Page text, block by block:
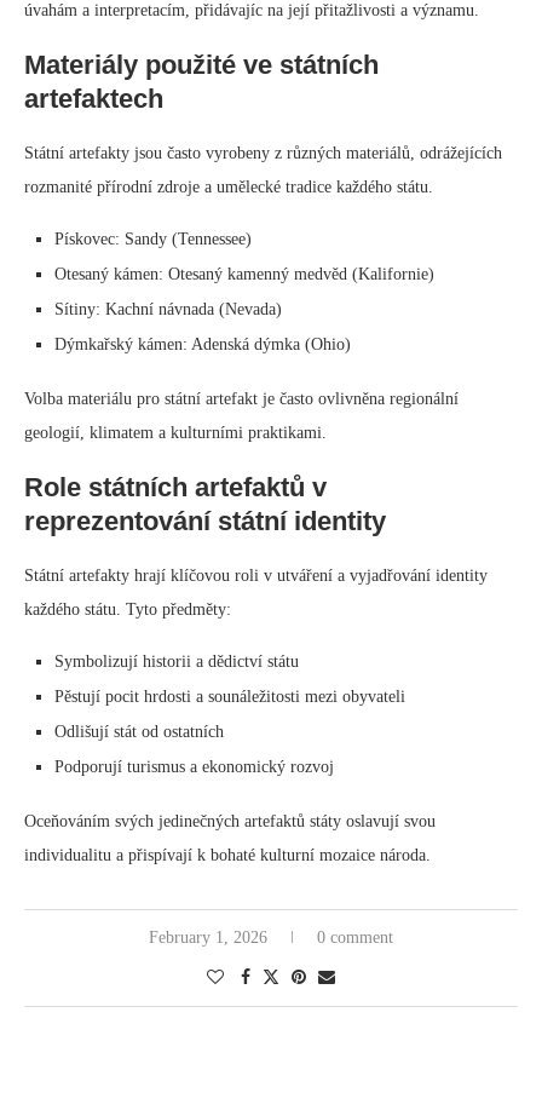
úvahám a interpretacím, přidávajíc na její přitažlivosti a významu.
Materiály použité ve státních
artefaktech
Státní artefakty jsou často vyrobeny z různých materiálů, odrážejících
rozmanité přírodní zdroje a umělecké tradice každého státu.
Pískovec: Sandy (Tennessee)
Otesaný kámen: Otesaný kamenný medvěd (Kalifornie)
Sítiny: Kachní návnada (Nevada)
Dýmkařský kámen: Adenská dýmka (Ohio)
Volba materiálu pro státní artefakt je často ovlivněna regionální
geologií, klimatem a kulturními praktikami.
Role státních artefaktů v
reprezentování státní identity
Státní artefakty hrají klíčovou roli v utváření a vyjadřování identity
každého státu. Tyto předměty:
Symbolizují historii a dědictví státu
Pěstují pocit hrdosti a sounáležitosti mezi obyvateli
Odlišují stát od ostatních
Podporují turismus a ekonomický rozvoj
Oceňováním svých jedinečných artefaktů státy oslavují svou
individualitu a přispívají k bohaté kulturní mozaice národa.
February 1, 2026 0 comment